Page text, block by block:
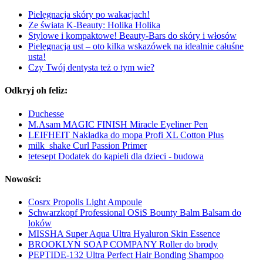
Pielęgnacja skóry po wakacjach!
Ze świata K-Beauty: Holika Holika
Stylowe i kompaktowe! Beauty-Bars do skóry i włosów
Pielęgnacja ust – oto kilka wskazówek na idealnie całuśne
usta!
Czy Twój dentysta też o tym wie?
Odkryj oh feliz:
Duchesse
M.Asam MAGIC FINISH Miracle Eyeliner Pen
LEIFHEIT Nakładka do mopa Profi XL Cotton Plus
milk_shake Curl Passion Primer
tetesept Dodatek do kąpieli dla dzieci - budowa
Nowości:
Cosrx Propolis Light Ampoule
Schwarzkopf Professional OSiS Bounty Balm Balsam do
loków
MISSHA Super Aqua Ultra Hyaluron Skin Essence
BROOKLYN SOAP COMPANY Roller do brody
PEPTIDE-132 Ultra Perfect Hair Bonding Shampoo